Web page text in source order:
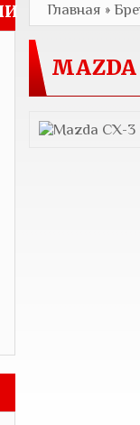
Главная »